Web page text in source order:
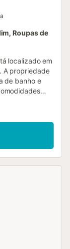
Roupas de
localizado em
A propriedade
de banho e
bem
um berço.
aberto
uma